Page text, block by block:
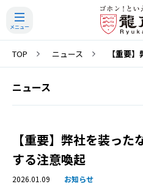
TOP ニュース 【重要
ニュース
【重要】弊社を装っ
する注意喚起
2026.01.09 お知らせ